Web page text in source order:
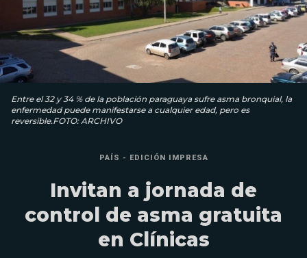
Entre el 32 y 34 % de la población paraguaya sufre asma bronquial, la
enfermedad puede manifestarse a cualquier edad, pero es
reversible.FOTO: ARCHIVO
PAÍS - EDICIÓN IMPRESA
Invitan a jornada de
control de asma gratuita
en Clínicas